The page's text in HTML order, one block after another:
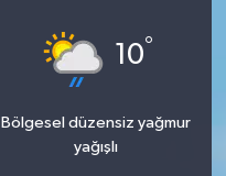
10°
Bölgesel düzensiz yağmur
yağışlı